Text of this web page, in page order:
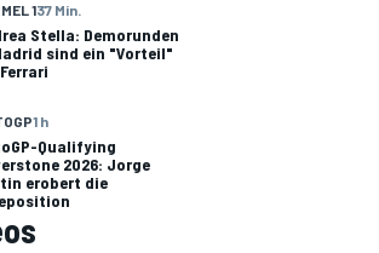
137 Min.
Stella: Demorunden
sind ein "Vorteil"
1 h
Qualifying
2026: Jorge
erobert die